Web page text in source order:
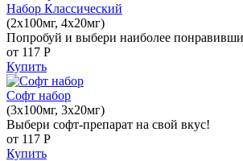
Набор Классический
(2x100мг, 4x20мг)
Попробуй и выбери наиболее
от 117 Р
Купить
Софт набор
(3x100мг, 3x20мг)
Выбери софт-препарат на свой вкус!
от 117 Р
Купить